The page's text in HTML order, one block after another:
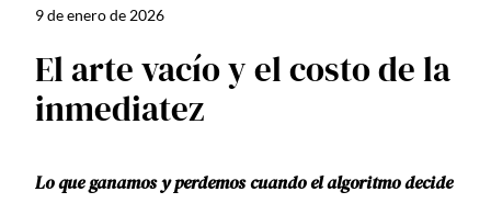
9 de enero de 2026
El arte vacío y el costo de la
inmediatez
Lo que ganamos y perdemos cuando el algoritmo decide